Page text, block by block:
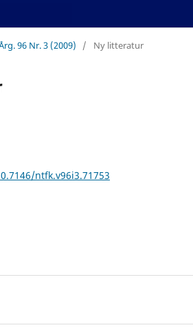
96 Nr. 3 (2009) / Ny litteratur
ntfk.v96i3.71753